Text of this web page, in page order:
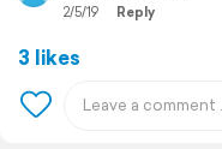
2/5/19 Reply
3 likes